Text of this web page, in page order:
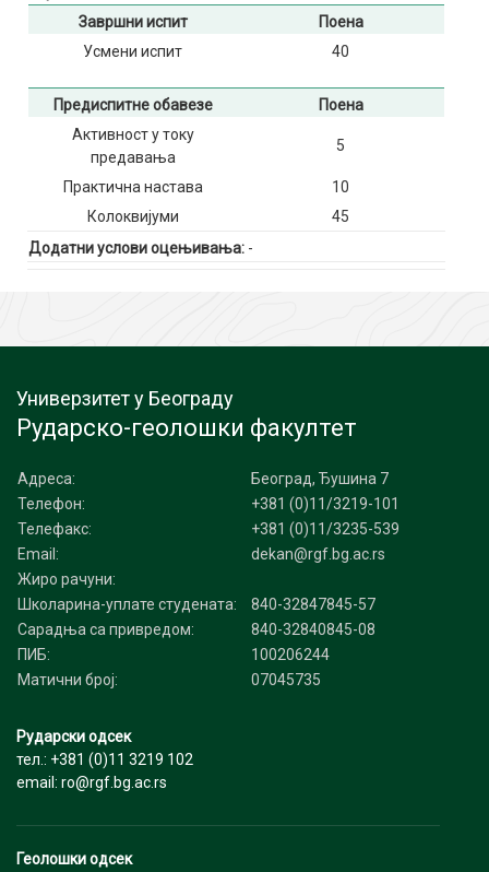
Завршни испит
Поена
Усмени испит
40
Предиспитне обавезе
Поена
Активност у току
предавања
5
Практична настава
10
Колоквијуми
45
Додатни услови оцењивања: -
Универзитет у Београду
Рударско-геолошки факултет
Адреса:
Београд, Ђушина 7
Телефон:
+381 (0)11/3219-101
Телефакс:
+381 (0)11/3235-539
Email:
dekan@rgf.bg.ac.rs
Жиро рачуни:
Школарина-уплате студената:
840-32847845-57
Сарадња са привредом:
840-32840845-08
ПИБ:
100206244
Матични број:
07045735
Рударски одсек
тел.: +381 (0)11 3219 102
email: ro@rgf.bg.ac.rs
Геолошки одсек